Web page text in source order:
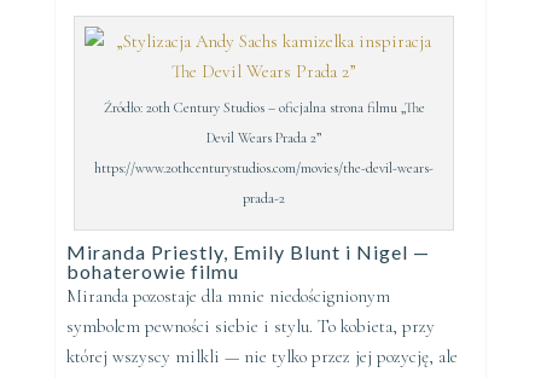
Źródło: 20th Century Studios – oficjalna strona filmu „The
Devil Wears Prada 2”
https://www.20thcenturystudios.com/movies/the-devil-wears-
prada-2
Miranda Priestly, Emily Blunt i Nigel —
bohaterowie filmu
Miranda pozostaje dla mnie niedoścignionym
symbolem pewności siebie i stylu. To kobieta, przy
której wszyscy milkli — nie tylko przez jej pozycję, ale